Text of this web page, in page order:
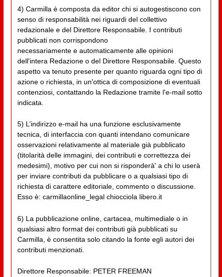
4) Carmilla è composta da editor chi si autogestiscono con
senso di responsabilità nei riguardi del collettivo
redazionale e del Direttore Responsabile. I contributi
pubblicati non corrispondono
necessariamente e automaticamente alle opinioni
dell'intera Redazione o del Direttore Responsabile. Questo
aspetto va tenuto presente per quanto riguarda ogni tipo di
azione o richiesta, in un'ottica di composizione di eventuali
contenziosi, contattando la Redazione tramite l'e-mail sotto
indicata.
5) L’indirizzo e-mail ha una funzione esclusivamente
tecnica, di interfaccia con quanti intendano comunicare
osservazioni relativamente al materiale già pubblicato
(titolarità delle immagini, dei contributi e correttezza dei
medesimi), motivo per cui non si risponderà' a chi lo userà
per inviare contributi da pubblicare o a qualsiasi tipo di
richiesta di carattere editoriale, commento o discussione.
Esso è: carmillaonline_legal chiocciola libero.it
6) La pubblicazione online, cartacea, multimediale o in
qualsiasi altro format dei contributi già pubblicati su
Carmilla, è consentita solo citando la fonte egli autori dei
contributi menzionati.
Direttore Responsabile: PETER FREEMAN